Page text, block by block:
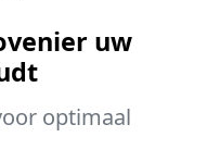
uw
optimaal